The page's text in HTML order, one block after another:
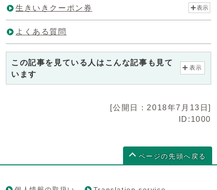
生きいきクーポン券 表示
よくある質問
この記事を見ている人はこんな記事も見て
います
表示
[公開日：2018年7月13日]
ID:1000
ページの先頭へ戻る